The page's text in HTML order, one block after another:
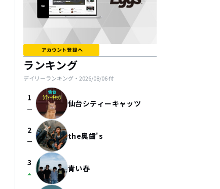
ランキング
デイリーランキング・ 2026/08/06付
1
check_indeterminate_small 仙台シティーキャッツ
2
check_indeterminate_small the奥歯's
3
arrow_drop_up 青い春